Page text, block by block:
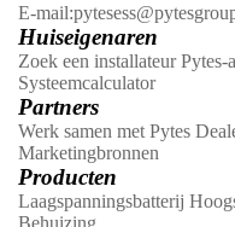
E-
Huiseigenaren
Zoek een installateur Pytes-
Systeemcalculator
Partners
Werk samen met Pytes
Marketingbronnen
Producten
Laagspanningsbatterij
Behuizing